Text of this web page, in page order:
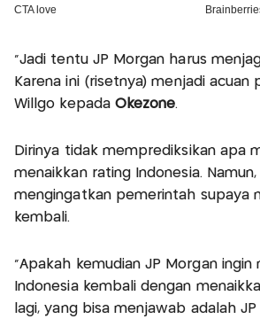
"Jadi tentu JP Morgan harus
Karena ini (risetnya) menjadi acuan
Willgo kepada Okezone.
Dirinya tidak memprediksikan apa
menaikkan rating Indonesia. Namun,
mengingatkan pemerintah supaya
kembali.
"Apakah kemudian JP Morgan
Indonesia kembali dengan
lagi, yang bisa menjawab adalah